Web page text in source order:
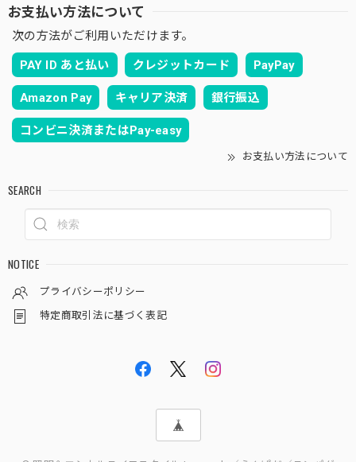
お支払い方法について
次の方法がご利用いただけます。
PAY ID あと払い クレジットカード PayPay
Amazon Pay キャリア決済 銀行振込
コンビニ決済またはPay-easy
お支払い方法について
SEARCH
NOTICE
プライバシーポリシー
特定商取引法に基づく表記